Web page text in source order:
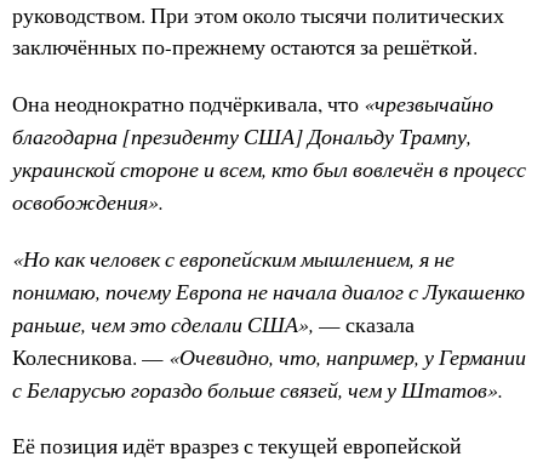
руководством. При этом около тысячи политических
заключённых по-прежнему остаются за решёткой.
Она неоднократно подчёркивала, что «чрезвычайно
благодарна [президенту США] Дональду Трампу,
украинской стороне и всем, кто был вовлечён в процесс
освобождения».
«Но как человек с европейским мышлением, я не
понимаю, почему Европа не начала диалог с Лукашенко
раньше, чем это сделали США», — сказала
Колесникова. — «Очевидно, что, например, у Германии
с Беларусью гораздо больше связей, чем у Штатов».
Её позиция идёт вразрез с текущей европейской